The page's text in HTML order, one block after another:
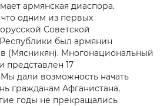
армянская диаспора.
что одним из первых
Советской
был армянин
(Мясникян). Многонациональный
представлен 17
дали возможность начать
гражданам Афганистана,
годы не прекращались